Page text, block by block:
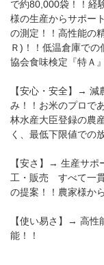
で約80,000袋！！経
様の生産からサポー
の測定！！高性能の
Ｒ)！！低温倉庫で
協会食味検定『特Ａ
【安心・安全】→ 減
み！！お米のプロで
林水産大臣登録の農
く、最低下限値での
【安さ】→ 生産サポ
工・販売 すべて一
の提案！！農家様か
【使い易さ】→ 高性
能！！